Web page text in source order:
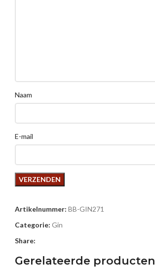
Naam
E-mail
Artikelnummer: BB-GIN271
Categorie: Gin
Share:
Gerelateerde producten